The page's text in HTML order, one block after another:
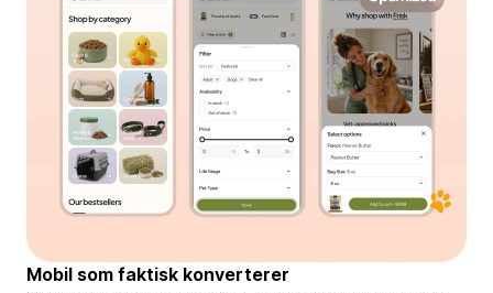
Mobil som faktisk konverterer